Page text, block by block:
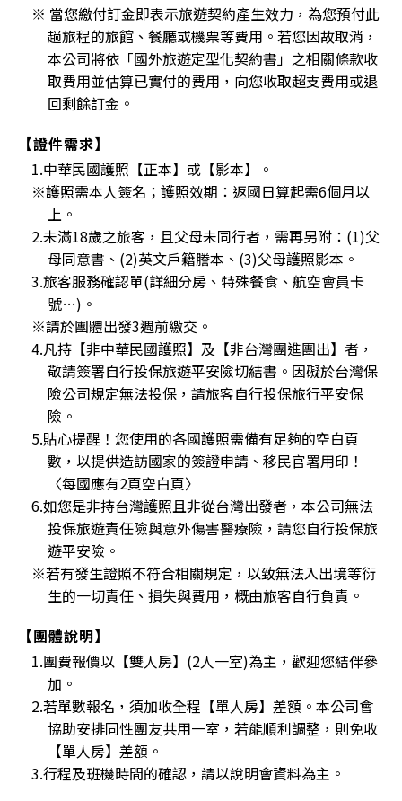
※ 當您繳付訂金即表示旅遊契約產生效力，為您預付此
趟旅程的旅館、餐廳或機票等費用。若您因故取消，
本公司將依「國外旅遊定型化契約書」之相關條款收
取費用並估算已實付的費用，向您收取超支費用或退
回剩餘訂金。
【證件需求】
1.中華民國護照【正本】或【影本】。
※護照需本人簽名；護照效期：返國日算起需6個月以
上。
2.未滿18歲之旅客，且父母未同行者，需再另附：(1)父
母同意書、(2)英文戶籍謄本、(3)父母護照影本。
3.旅客服務確認單(詳細分房、特殊餐食、航空會員卡
號…)。
※請於團體出發3週前繳交。
4.凡持【非中華民國護照】及【非台灣團進團出】者，
敬請簽署自行投保旅遊平安險切結書。因礙於台灣保
險公司規定無法投保，請旅客自行投保旅行平安保
險。
5.貼心提醒！您使用的各國護照需備有足夠的空白頁
數，以提供造訪國家的簽證申請、移民官署用印！
〈每國應有2頁空白頁〉
6.如您是非持台灣護照且非從台灣出發者，本公司無法
投保旅遊責任險與意外傷害醫療險，請您自行投保旅
遊平安險。
※若有發生證照不符合相關規定，以致無法入出境等衍
生的一切責任、損失與費用，概由旅客自行負責。
【團體說明】
1.團費報價以【雙人房】(2人一室)為主，歡迎您結伴參
加。
2.若單數報名，須加收全程【單人房】差額。本公司會
協助安排同性團友共用一室，若能順利調整，則免收
【單人房】差額。
3.行程及班機時間的確認，請以說明會資料為主。